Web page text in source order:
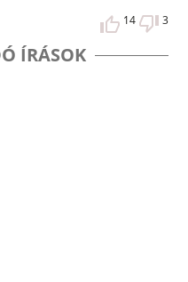
14 3
ÍRÁSOK